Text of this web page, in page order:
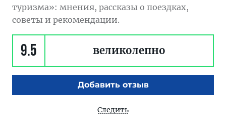
туризма»: мнения, рассказы о поездках,
советы и рекомендации.
9.5 великолепно
Добавить отзыв
Следить